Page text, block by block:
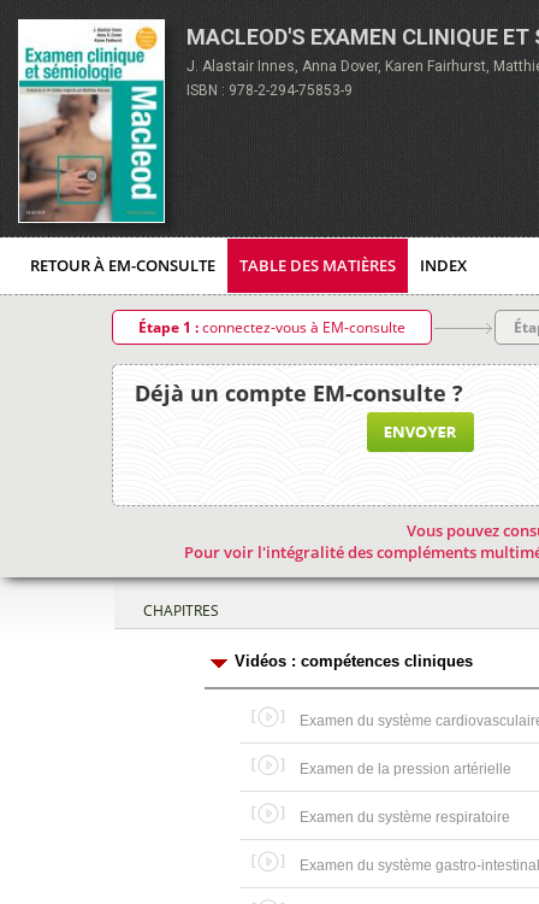
MACLEOD'S EXAMEN CLINIQUE ET
J. Alastair Innes, Anna Dover, Karen Fairhurst,
ISBN : 978-2-294-75853-9
RETOUR À EM-CONSULTE TABLE DES MATIÈRES INDEX
Étape 1 :connectez-vous à EM-consulte
Déjà un compte EM-consulte ?
Vous pouvez
Pour voir l'intégralité des compléments
CHAPITRES
Vidéos : compétences cliniques
Examen du système
Examen de la pression artérielle
Examen du système respiratoire
Examen du système gastro-intestinal